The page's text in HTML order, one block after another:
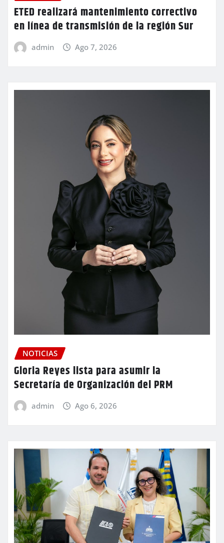
ETED realizará mantenimiento correctivo
en línea de transmisión de la región Sur
admin Ago 7, 2026
NOTICIAS
Gloria Reyes lista para asumir la
Secretaría de Organización del PRM
admin Ago 6, 2026